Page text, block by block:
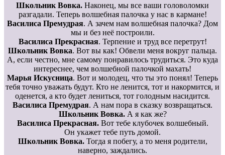
Школьник Вовка. Наконец, мы все ваши головоломки
разгадали. Теперь волшебная палочка у нас в кармане!
Василиса Премудрая. А зачем нам волшебная палочка? Дом
мы и без неё построили.
Василиса Прекрасная. Терпение и труд все перетрут!
Школьник Вовка. Вот вы как! Обвели меня вокруг пальца.
А, если честно, мне самому понравилось трудиться. Это куда
интереснее, чем волшебной палочкой махать!
Марья Искусница. Вот и молодец, что ты это понял! Теперь
тебя точно уважать будут. Кто не ленится, тот и накормится, и
оденется, а кто будет лениться, тот голодным насидится.
Василиса Премудрая. А нам пора в сказку возвращаться.
Школьник Вовка.А я как же?
Василиса Прекрасная.Вот тебе клубочек волшебный.
Он укажет тебе путь домой.
Школьник Вовка.Тогда я побегу, а то меня родители,
наверно, заждались.